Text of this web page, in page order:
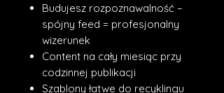
Budujesz rozpoznawalność –
spójny feed = profesjonalny
wizerunek
Content na cały miesiąc przy
codzinnej publikacji
Szablony łatwe do recyklingu